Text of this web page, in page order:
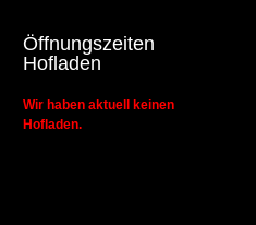
Öffnungszeiten
Hofladen
Wir haben aktuell keinen
Hofladen.